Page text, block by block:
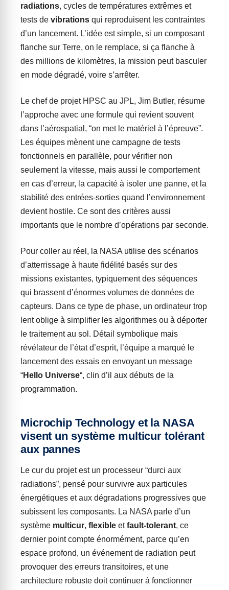
radiations, cycles de températures extrêmes et
tests de vibrations qui reproduisent les contraintes
d’un lancement. L’idée est simple, si un composant
flanche sur Terre, on le remplace, si ça flanche à
des millions de kilomètres, la mission peut basculer
en mode dégradé, voire s’arrêter.
Le chef de projet HPSC au JPL, Jim Butler, résume
l’approche avec une formule qui revient souvent
dans l’aérospatial, “on met le matériel à l’épreuve”.
Les équipes mènent une campagne de tests
fonctionnels en parallèle, pour vérifier non
seulement la vitesse, mais aussi le comportement
en cas d’erreur, la capacité à isoler une panne, et la
stabilité des entrées-sorties quand l’environnement
devient hostile. Ce sont des critères aussi
importants que le nombre d’opérations par seconde.
Pour coller au réel, la NASA utilise des scénarios
d’atterrissage à haute fidélité basés sur des
missions existantes, typiquement des séquences
qui brassent d’énormes volumes de données de
capteurs. Dans ce type de phase, un ordinateur trop
lent oblige à simplifier les algorithmes ou à déporter
le traitement au sol. Détail symbolique mais
révélateur de l’état d’esprit, l’équipe a marqué le
lancement des essais en envoyant un message
“Hello Universe“, clin d’il aux débuts de la
programmation.
Microchip Technology et la NASA
visent un système multicur tolérant
aux pannes
Le cur du projet est un processeur “durci aux
radiations”, pensé pour survivre aux particules
énergétiques et aux dégradations progressives que
subissent les composants. La NASA parle d’un
système multicur, flexible etfault-tolerant, ce
dernier point compte énormément, parce qu’en
espace profond, un événement de radiation peut
provoquer des erreurs transitoires, et une
architecture robuste doit continuer à fonctionner